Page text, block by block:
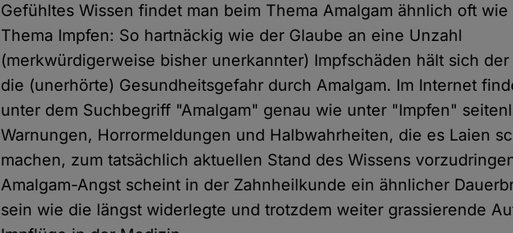
Gefühltes Wissen findet man beim Thema Amalgam ähnlich oft wie
Thema Impfen: So hartnäckig wie der Glaube an eine Unzahl
(merkwürdigerweise bisher unerkannter) Impfschäden hält sich der
die (unerhörte) Gesundheitsgefahr durch Amalgam. Im Internet
unter dem Suchbegriff "Amalgam" genau wie unter "Impfen"
Warnungen, Horrormeldungen und Halbwahrheiten, die es Laien
machen, zum tatsächlich aktuellen Stand des Wissens
Amalgam-Angst scheint in der Zahnheilkunde ein ähnlicher
sein wie die längst widerlegte und trotzdem weiter grassierende